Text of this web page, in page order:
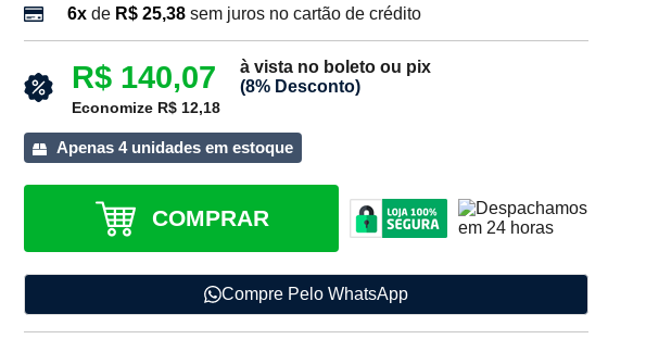
6x de R$ 25,38 sem juros no cartão de crédito
R$ 140,07
à vista no boleto ou pix
(8% Desconto)
Economize R$ 12,18
Apenas 4 unidades em estoque
COMPRAR
Compre Pelo WhatsApp